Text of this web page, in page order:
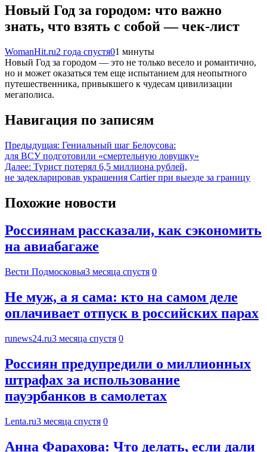
Новый Год за городом: что важно
знать, что взять с собой — чек-лист
WomanHit.ru2 года спустя01 минуты
Новый Год за городом — это не только весело и романтично,
но и может оказаться тем еще испытанием для неопытного
путешественника, привыкшего к чудесам цивилизации
мегаполиса.
Навигация по записям
Предыдущая: Гениальный шаг Белоусова:
для ВСУ подготовили «смертельную ловушку»
Далее: Турист потерял 6,5 миллиона рублей,
не задекларировав украшения Cartier при выезде за границу
Похожие новости
Россиянам рассказали, как сэкономить
на авиабагаже
Вести Подмосковья3 месяца спустя 0
Не муж, а я сама: кто на самом деле
оплачивает отпуск в российских парах
runews24.ru3 месяца спустя 0
Россиян предупредили о миллионных
штрафах за использование
пауэрбанков в самолетах
Lenta.ru3 месяца спустя 0
Анна Фарахова: Что делать, если дали